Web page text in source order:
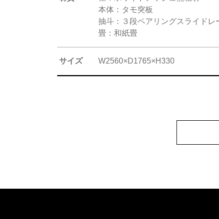
本体：タモ突板
抽斗：３段ペアリングスライドレ
畳：和紙畳
サイズ W2560×D1765×H330